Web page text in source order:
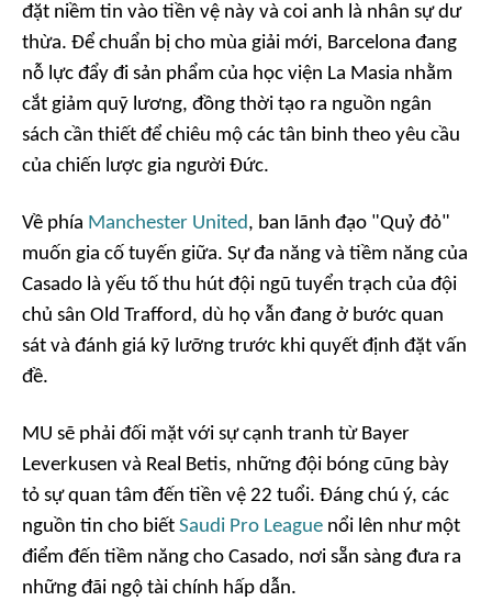
đặt niềm tin vào tiền vệ này và coi anh là nhân sự dư
thừa. Để chuẩn bị cho mùa giải mới, Barcelona đang
nỗ lực đẩy đi sản phẩm của học viện La Masia nhằm
cắt giảm quỹ lương, đồng thời tạo ra nguồn ngân
sách cần thiết để chiêu mộ các tân binh theo yêu cầu
của chiến lược gia người Đức.
Về phía Manchester United, ban lãnh đạo "Quỷ đỏ"
muốn gia cố tuyến giữa. Sự đa năng và tiềm năng của
Casado là yếu tố thu hút đội ngũ tuyển trạch của đội
chủ sân Old Trafford, dù họ vẫn đang ở bước quan
sát và đánh giá kỹ lưỡng trước khi quyết định đặt vấn
đề.
MU sẽ phải đối mặt với sự cạnh tranh từ Bayer
Leverkusen và Real Betis, những đội bóng cũng bày
tỏ sự quan tâm đến tiền vệ 22 tuổi. Đáng chú ý, các
nguồn tin cho biết Saudi Pro League nổi lên như một
điểm đến tiềm năng cho Casado, nơi sẵn sàng đưa ra
những đãi ngộ tài chính hấp dẫn.